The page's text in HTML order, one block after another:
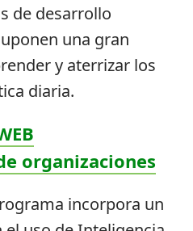
de desarrollo
una gran
y aterrizar los
diaria.
organizaciones
incorpora un